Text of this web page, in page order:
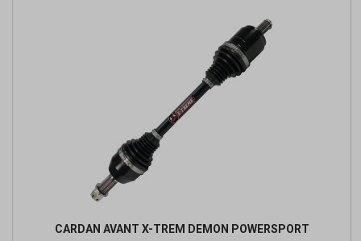
CARDAN AVANT X-TREM DEMON POWERSPORT